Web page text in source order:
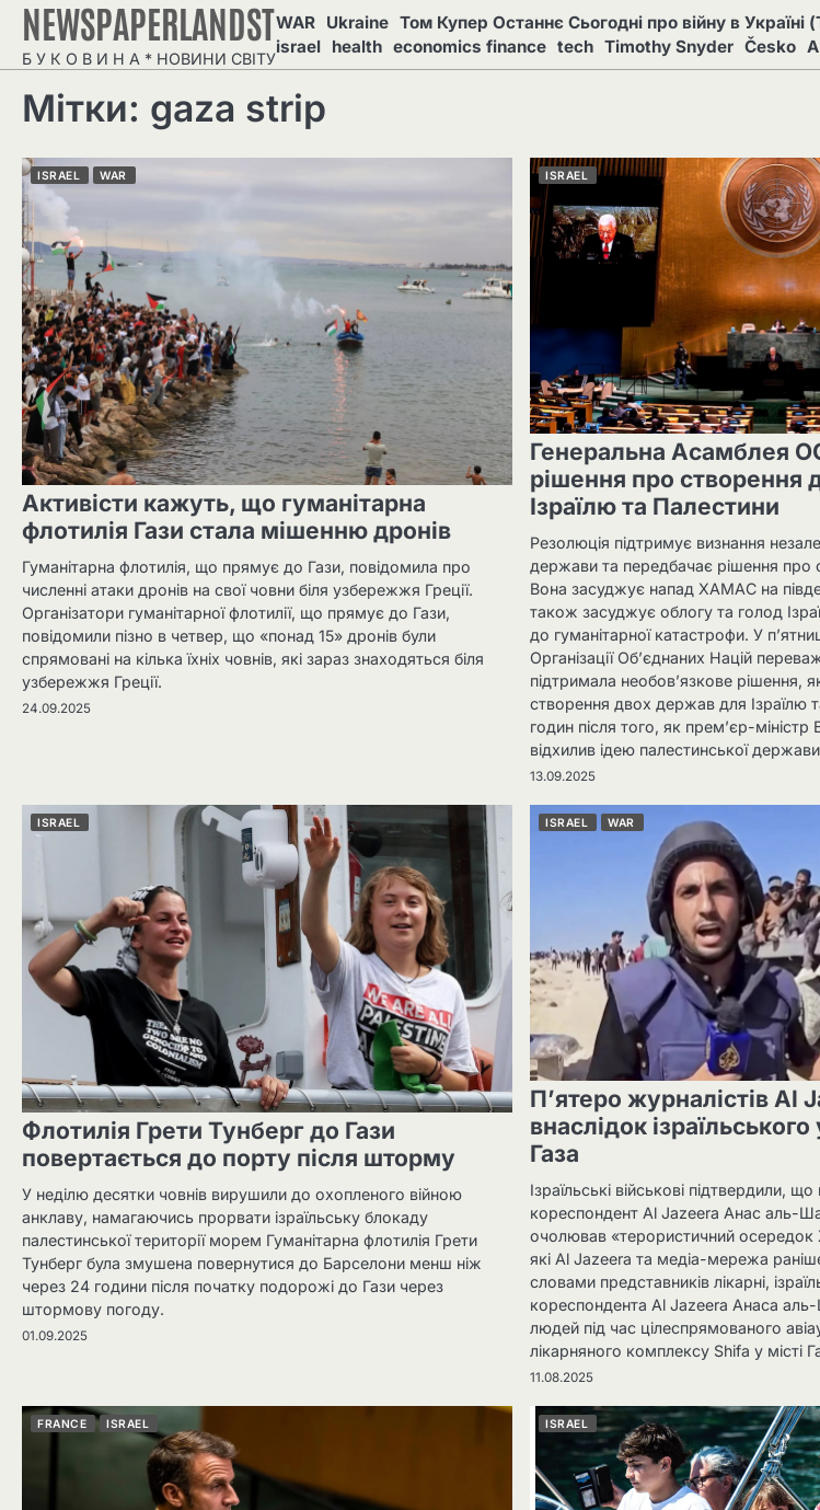
Перейти
вмісту
NEWSPAPERLANDST
Б У К О В И Н А * НОВИНИ СВІТУ
WAR Ukraine Том Купер Останнє Сьогодні про війну в Україні
israel health economics finance tech Timothy Snyder Česko
Мітки: gaza strip
ISRAEL WAR
Активісти кажуть, що гуманітарна
флотилія Гази стала мішенню дронів
Гуманітарна флотилія, що прямує до Гази, повідомила про
численні атаки дронів на свої човни біля узбережжя Греції.
Організатори гуманітарної флотилії, що прямує до Гази,
повідомили пізно в четвер, що «понад 15» дронів були
спрямовані на кілька їхніх човнів, які зараз знаходяться біля
узбережжя Греції.
24.09.2025
ISRAEL
Генеральна Асамблея
рішення про створення
Ізраїлю та Палестини
Резолюція підтримує визнання
держави та передбачає рішення
Вона засуджує напад ХАМАС на
також засуджує облогу та голод
до гуманітарної катастрофи. У
Організації Об’єднаних Націй
підтримала необов’язкове рішення,
створення двох держав для Ізраїлю
годин після того, як прем’єр-міністр
відхилив ідею палестинської
13.09.2025
ISRAEL
Флотилія Грети Тунберг до Гази
повертається до порту після шторму
У неділю десятки човнів вирушили до охопленого війною
анклаву, намагаючись прорвати ізраїльську блокаду
палестинської території морем Гуманітарна флотилія Грети
Тунберг була змушена повернутися до Барселони менш ніж
через 24 години після початку подорожі до Гази через
штормову погоду.
01.09.2025
ISRAEL WAR
П’ятеро журналістів Al
внаслідок
Газа
Ізраїльські військові підтвердили,
кореспондент Al Jazeera Анас аль-
очолював «терористичний
які Al Jazeera та медіа-мережа
словами представників лікарні,
кореспондента Al Jazeera Анаса
людей під час цілеспрямованого
лікарняного комплексу Shifa у місті
11.08.2025
FRANCE ISRAEL ISRAEL